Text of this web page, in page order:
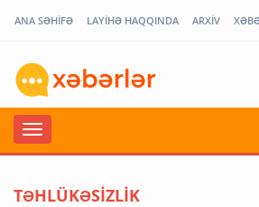
ANA SƏHİFƏ LAYİHƏ HAQQINDA ARXİV
TƏHLÜKƏSİZLİK